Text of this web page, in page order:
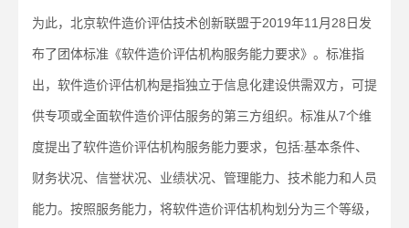
为此，北京软件造价评估技术创新联盟于2019年11月28日发
布了团体标准《软件造价评估机构服务能力要求》。标准指
出，软件造价评估机构是指独立于信息化建设供需双方，可提
供专项或全面软件造价评估服务的第三方组织。标准从7个维
度提出了软件造价评估机构服务能力要求，包括:基本条件、
财务状况、信誉状况、业绩状况、管理能力、技术能力和人员
能力。按照服务能力，将软件造价评估机构划分为三个等级，